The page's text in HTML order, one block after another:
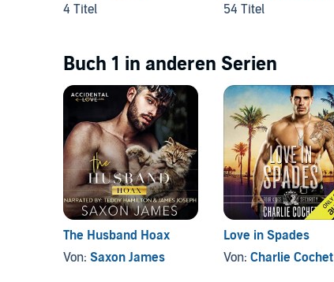
4 Titel
54 Titel
Buch 1 in anderen Serien
The Husband Hoax
Von: Saxon James
Love in Spades
Von: Charlie Cochet